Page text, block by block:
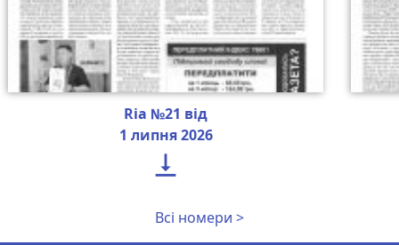
Ria №21 від
1 липня 2026

Всі номери >